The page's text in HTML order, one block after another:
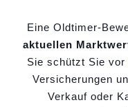
Eine Oldtimer-
aktuellen
Sie schützt Sie
Versicherungen
Verkauf oder